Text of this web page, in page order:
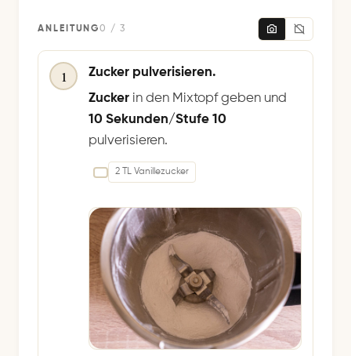
ANLEITUNG0 / 3
1
Zucker pulverisieren.
Zucker in den Mixtopf geben und
10 Sekunden/Stufe 10
pulverisieren.
2 TL Vanillezucker